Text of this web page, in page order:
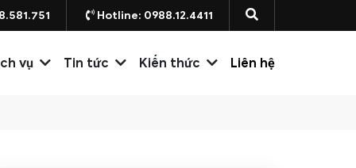
Hotline: 0988.12.4411
vụ Tin tức Kiến thức Liên hệ